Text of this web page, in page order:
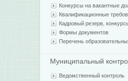
Конкурсы на вакантные
Квалификационные
Кадровый резерв,
Формы документов
Перечень
Муниципальный
Ведомственный контроль